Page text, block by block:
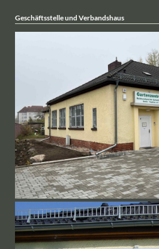
Geschäftsstelle und Verbandshaus